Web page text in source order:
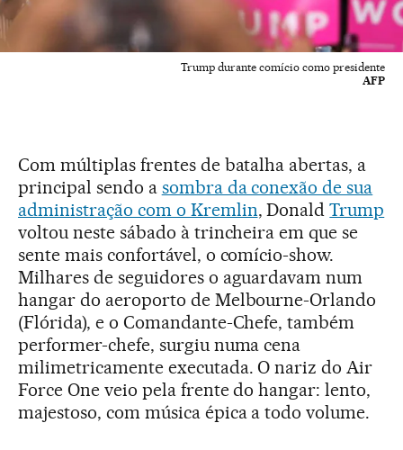
Trump durante comício como presidente
AFP
Com múltiplas frentes de batalha abertas, a
principal sendo a sombra da conexão de sua
administração com o Kremlin, DonaldTrump
voltou neste sábado à trincheira em que se
sente mais confortável, o comício-show.
Milhares de seguidores o aguardavam num
hangar do aeroporto de Melbourne-Orlando
(Flórida), e o Comandante-Chefe, também
performer-chefe, surgiu numa cena
milimetricamente executada. O nariz do Air
Force One veio pela frente do hangar: lento,
majestoso, com música épica a todo volume.